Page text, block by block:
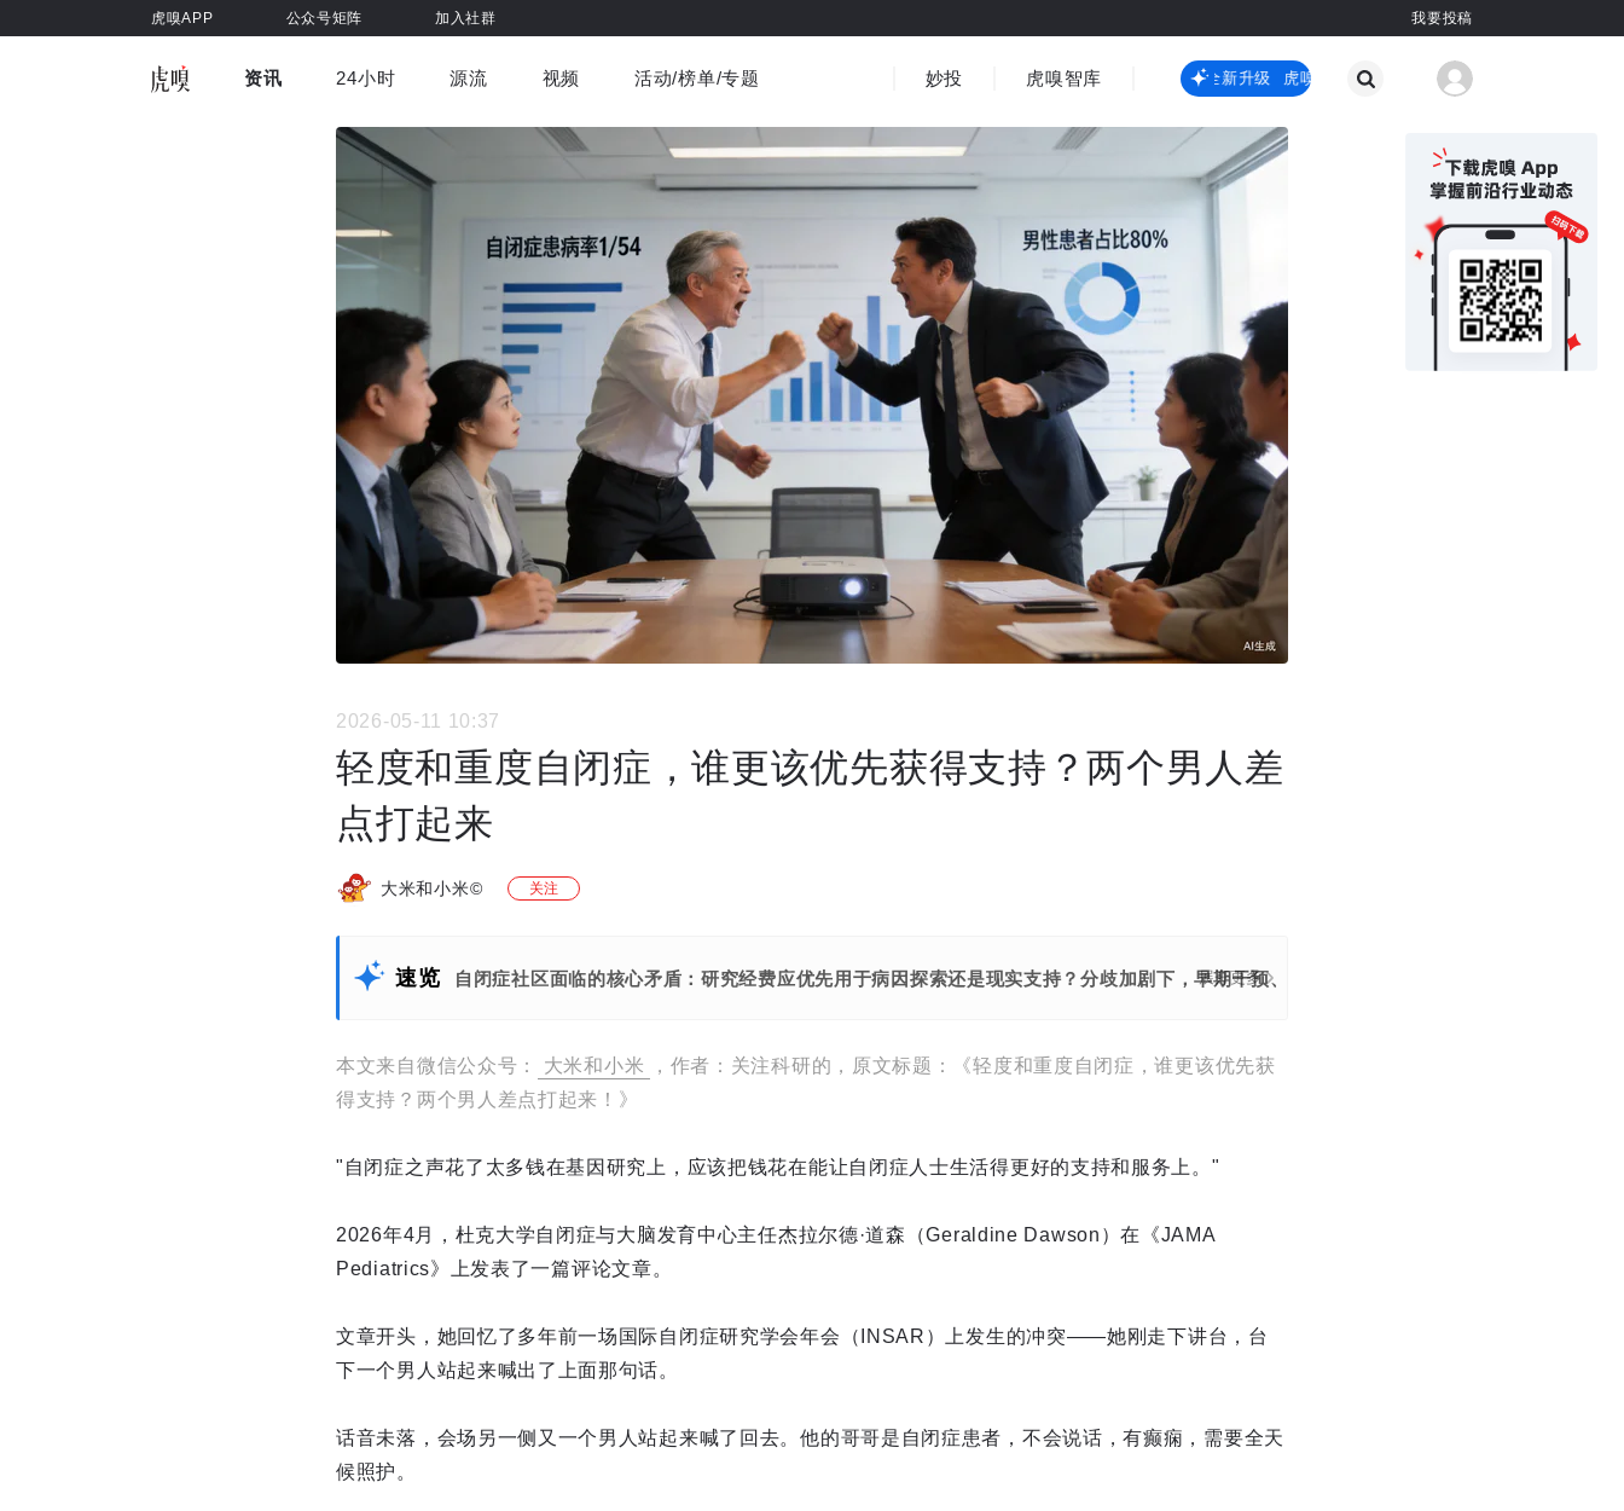
虎嗅APP 公众号矩阵 加入社群 我要投稿
资讯
车与出行 商业消费 社会文化 金融财经 出海
国际热点
健康 观点
24小时 源流 视频
虎嗅视界 视频精选
活动/榜单/专题 妙投 虎嗅智库 虎嗅嗅全新升级 虎嗅嗅全新升级
2026-05-11 10:37
轻度和重度自闭症，谁更该优先获得支持？两个男人差
点打起来
大米和小米© 关注
速览 自闭症社区面临的核心矛盾：研究经费应优先用于病因探索还是现实支持？分歧加剧下，早期干预、共病管理、资源分配等挑战亟待合作解
展开更多
本文来自微信公众号： 大米和小米
，作者：关注科研的，原文标题：《轻度和重度自闭症，谁更该优先获
得支持？两个男人差点打起来！》
"自闭症之声花了太多钱在基因研究上，应该把钱花在能让自闭症人士生活得更好的支持和服务上。"
2026年4月，杜克大学自闭症与大脑发育中心主任杰拉尔德·道森（Geraldine Dawson）在《JAMA
Pediatrics》上发表了一篇评论文章。
文章开头，她回忆了多年前一场国际自闭症研究学会年会（INSAR）上发生的冲突——她刚走下讲台，台
下一个男人站起来喊出了上面那句话。
话音未落，会场另一侧又一个男人站起来喊了回去。他的哥哥是自闭症患者，不会说话，有癫痫，需要全天
候照护。